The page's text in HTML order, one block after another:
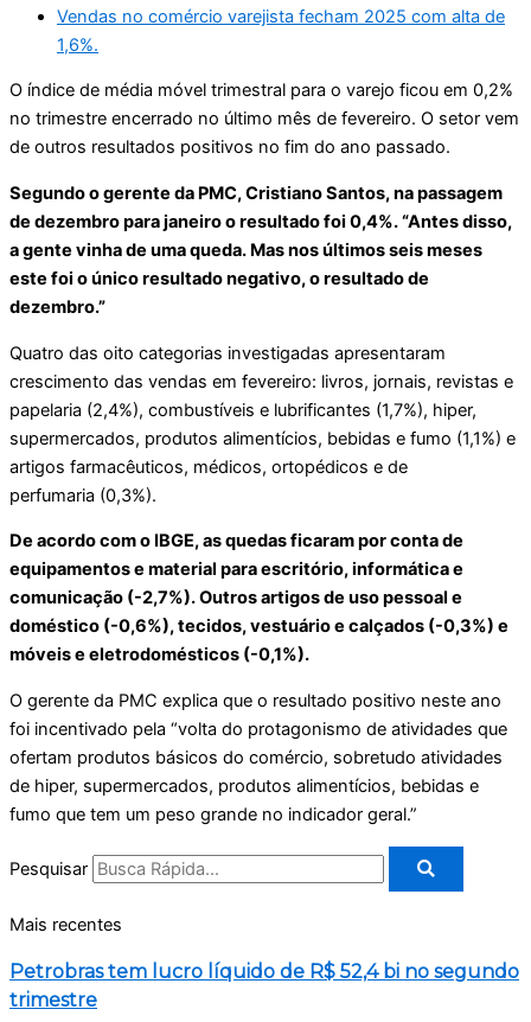
Vendas no comércio varejista fecham 2025 com alta de
1,6%.
O índice de média móvel trimestral para o varejo ficou em 0,2%
no trimestre encerrado no último mês de fevereiro. O setor vem
de outros resultados positivos no fim do ano passado.
Segundo o gerente da PMC, Cristiano Santos, na passagem
de dezembro para janeiro o resultado foi 0,4%. “Antes disso,
a gente vinha de uma queda. Mas nos últimos seis meses
este foi o único resultado negativo, o resultado de
dezembro.”
Quatro das oito categorias investigadas apresentaram
crescimento das vendas em fevereiro: livros, jornais, revistas e
papelaria (2,4%), combustíveis e lubrificantes (1,7%), hiper,
supermercados, produtos alimentícios, bebidas e fumo (1,1%) e
artigos farmacêuticos, médicos, ortopédicos e de
perfumaria (0,3%).
De acordo com o IBGE, as quedas ficaram por conta de
equipamentos e material para escritório, informática e
comunicação (-2,7%). Outros artigos de uso pessoal e
doméstico (-0,6%), tecidos, vestuário e calçados (-0,3%) e
móveis e eletrodomésticos (-0,1%).
O gerente da PMC explica que o resultado positivo neste ano
foi incentivado pela “volta do protagonismo de atividades que
ofertam produtos básicos do comércio, sobretudo atividades
de hiper, supermercados, produtos alimentícios, bebidas e
fumo que tem um peso grande no indicador geral.”
Pesquisar
Mais recentes
Petrobras tem lucro líquido de R$ 52,4 bi no segundo
trimestre